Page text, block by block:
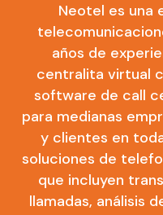
Neotel es una
años de
centralita virtual
software de call
para medianas
y clientes en
soluciones de
que incluyen
llamadas, análisis